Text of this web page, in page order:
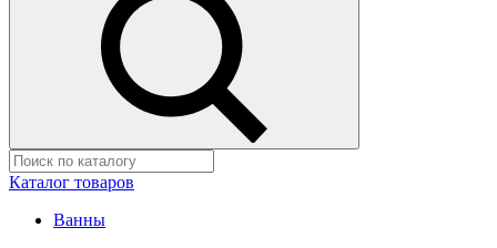
Каталог товаров
Ванны